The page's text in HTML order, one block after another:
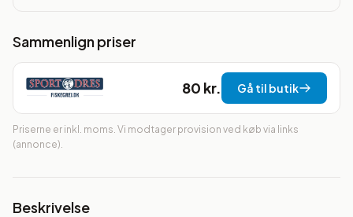
Sammenlign priser
80 kr. Gå til butik
Priserne er inkl. moms. Vi modtager provision ved køb via links
(annonce).
Beskrivelse